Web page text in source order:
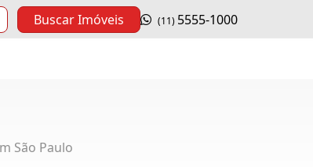
Buscar Imóveis (11) 5555-1000
São Paulo